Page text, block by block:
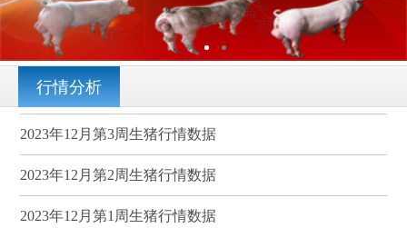
行情分析
2023年12月第3周生猪行情数据
2023年12月第2周生猪行情数据
2023年12月第1周生猪行情数据